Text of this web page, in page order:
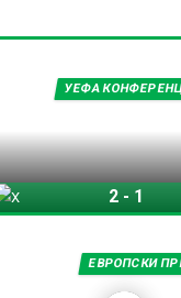
УЕФА
2- 1
ЕВРОПСКИ